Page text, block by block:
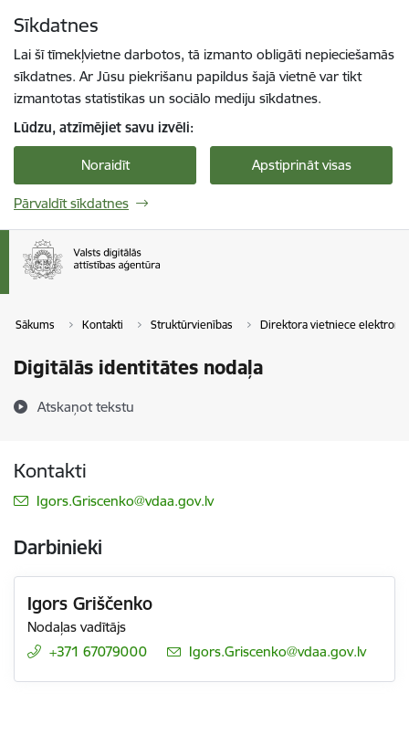
Sīkdatnes
Lai šī tīmekļvietne darbotos, tā izmanto obligāti nepieciešamās
sīkdatnes. Ar Jūsu piekrišanu papildus šajā vietnē var tikt
izmantotas statistikas un sociālo mediju sīkdatnes.
Lūdzu, atzīmējiet savu izvēli:
Noraidīt Apstiprināt visas
Pārvaldīt sīkdatnes
Sākums Kontakti Struktūrvienības Direktora vietniece
Digitālās identitātes nodaļa
Atskaņot tekstu
Kontakti
E-pasts:
Igors.Griscenko@vdaa.gov.lv
Darbinieki
Igors Griščenko
Nodaļas vadītājs
+371 67079000
E-pasts:
Igors.Griscenko@vdaa.gov.lv